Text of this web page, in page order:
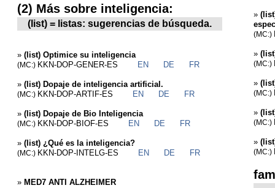
(2) Más sobre inteligencia:
(list) = listas: sugerencias de búsqueda.
» (list) Optimice su inteligencia
(MC:) KKN-DOP-GENER-ES EN DE FR
» (list) Dopaje de inteligencia artificial.
(MC:) KKN-DOP-ARTIF-ES EN DE FR
» (list) Dopaje de Bio Inteligencia
(MC:) KKN-DOP-BIOF-ES EN DE FR
» (list) ¿Qué es la inteligencia?
(MC:) KKN-DOP-INTELG-ES EN DE FR
» MED7 ANTI ALZHEIMER
»
(MC:)
»
(MC:)
»
(MC:)
»
(MC:)
»
(MC:)